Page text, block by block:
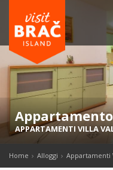
APPARTAMENTI VILLA
Home Alloggi Appartamenti